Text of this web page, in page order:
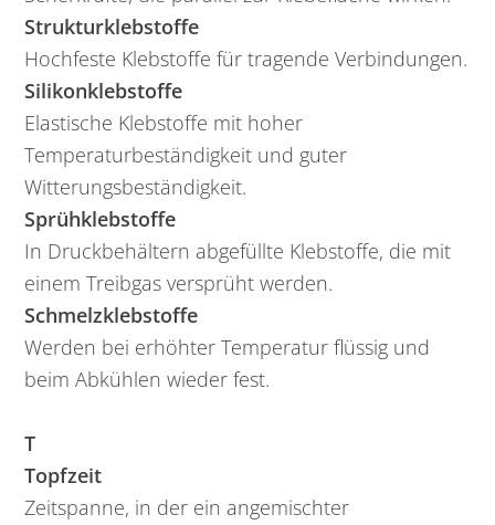
Strukturklebstoffe
Hochfeste Klebstoffe für tragende Verbindungen.
Silikonklebstoffe
Elastische Klebstoffe mit hoher
Temperaturbeständigkeit und guter
Witterungsbeständigkeit.
Sprühklebstoffe
In Druckbehältern abgefüllte Klebstoffe, die mit
einem Treibgas versprüht werden.
Schmelzklebstoffe
Werden bei erhöhter Temperatur flüssig und
beim Abkühlen wieder fest.
T
Topfzeit
Zeitspanne, in der ein angemischter